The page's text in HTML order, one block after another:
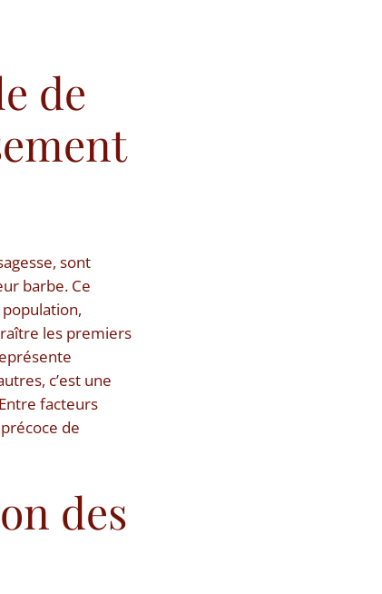
de
sont
barbe. Ce
les premiers
c’est une
facteurs
de
des